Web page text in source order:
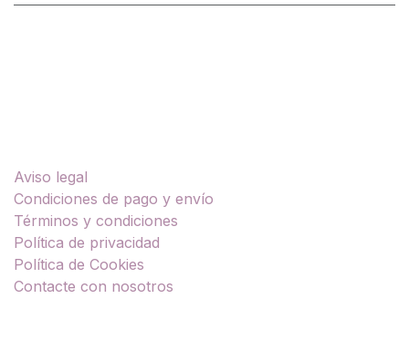
Aviso legal
Condiciones de pago y envío
Términos y condiciones
Política de privacidad
Política de Cookies
Contacte con nosotros